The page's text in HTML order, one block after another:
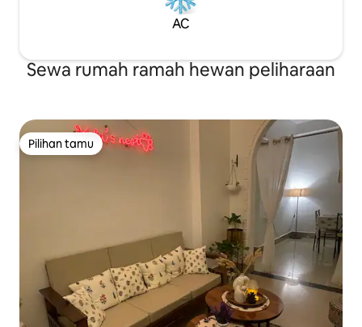
AC
Sewa rumah ramah hewan peliharaan
Pilihan tamu
Pilihan tamu